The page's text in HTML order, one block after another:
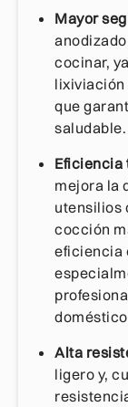
Mayor
cocinar,
lixiviación
que
saludable.
Eficiencia
mejora la
utensilios
cocción
eficiencia
Alta
ligero y,